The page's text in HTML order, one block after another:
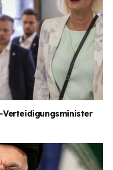
Verteidigungsminister